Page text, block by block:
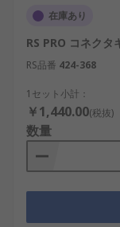
対応電圧と電
：自
振動や温度
設置方法
ペースに適
安全規格：
適合している
互換性：既
在庫あり
RS PRO コネク
RS品番 424-368
1セット小計：
￥1,440.00(税抜)
数量